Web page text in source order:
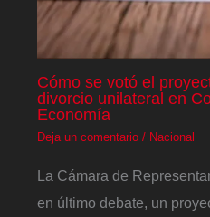
Cómo se votó el
divorcio unilateral en
Economía
Deja un comentario / Nacional
La Cámara de
en último debate, un